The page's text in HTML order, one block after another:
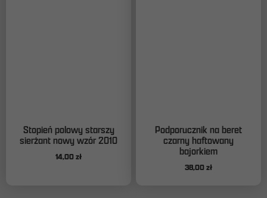
Stopień polowy starszy
sierżant nowy wzór 2010
14,00zł
Podporucznik na beret
czarny haftowany
bajorkiem
38,00zł